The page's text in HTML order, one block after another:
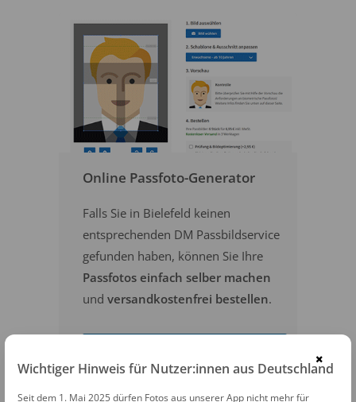
Online Passfoto-Generator
Falls Sie in Bielefeld keinen
entsprechenden DM Passbildservice
gefunden haben, können Sie Ihre
Passfotos einfach selber machen
und versandkostenfrei bestellen.
×
Wichtiger Hinweis für Nutzer:innen aus Deutschland
Seit dem 1. Mai 2025 dürfen Fotos aus unserer App nicht mehr für